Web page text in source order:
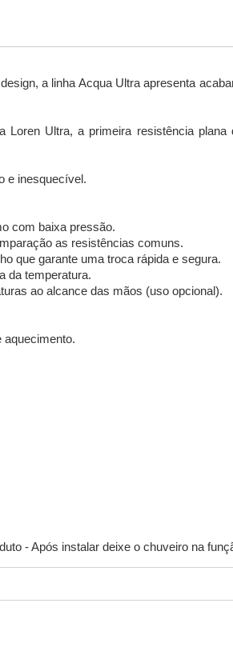
a linha Acqua Ultra apresenta
Ultra, a primeira resistência
e inesquecível.
com baixa pressão.
as resistências comuns.
que garante uma troca rápida e segura.
da temperatura.
ao alcance das mãos (uso opcional).
- Após instalar deixe o chuveiro na